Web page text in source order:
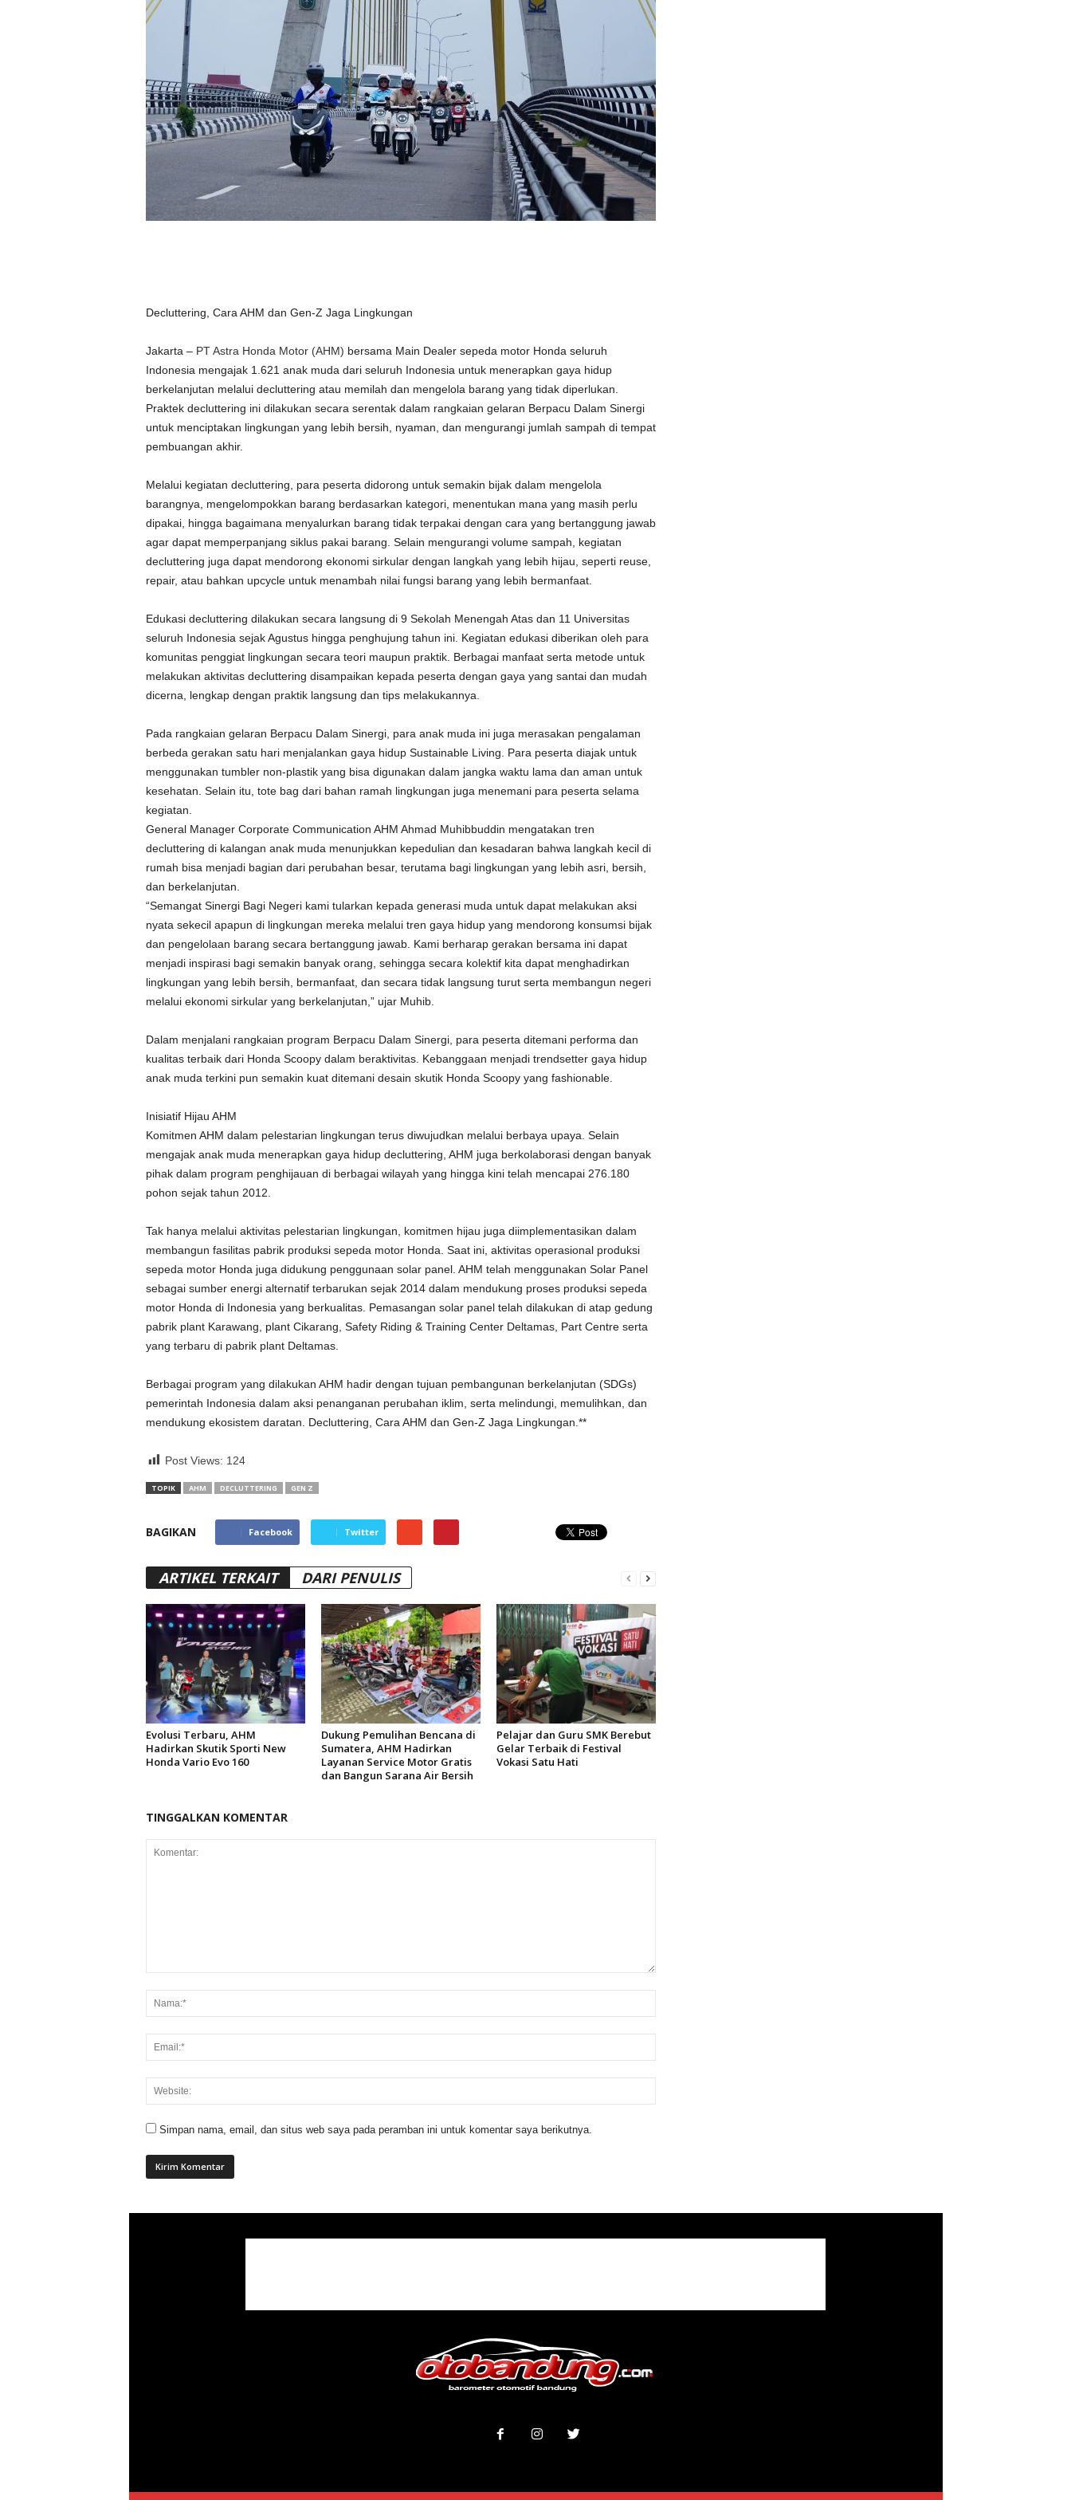
Decluttering, Cara AHM dan Gen-Z Jaga Lingkungan
Jakarta – PT Astra Honda Motor (AHM) bersama Main Dealer sepeda motor Honda seluruh
Indonesia mengajak 1.621 anak muda dari seluruh Indonesia untuk menerapkan gaya hidup
berkelanjutan melalui decluttering atau memilah dan mengelola barang yang tidak diperlukan.
Praktek decluttering ini dilakukan secara serentak dalam rangkaian gelaran Berpacu Dalam Sinergi
untuk menciptakan lingkungan yang lebih bersih, nyaman, dan mengurangi jumlah sampah di tempat
pembuangan akhir.
Melalui kegiatan decluttering, para peserta didorong untuk semakin bijak dalam mengelola
barangnya, mengelompokkan barang berdasarkan kategori, menentukan mana yang masih perlu
dipakai, hingga bagaimana menyalurkan barang tidak terpakai dengan cara yang bertanggung jawab
agar dapat memperpanjang siklus pakai barang. Selain mengurangi volume sampah, kegiatan
decluttering juga dapat mendorong ekonomi sirkular dengan langkah yang lebih hijau, seperti reuse,
repair, atau bahkan upcycle untuk menambah nilai fungsi barang yang lebih bermanfaat.
Edukasi decluttering dilakukan secara langsung di 9 Sekolah Menengah Atas dan 11 Universitas
seluruh Indonesia sejak Agustus hingga penghujung tahun ini. Kegiatan edukasi diberikan oleh para
komunitas penggiat lingkungan secara teori maupun praktik. Berbagai manfaat serta metode untuk
melakukan aktivitas decluttering disampaikan kepada peserta dengan gaya yang santai dan mudah
dicerna, lengkap dengan praktik langsung dan tips melakukannya.
Pada rangkaian gelaran Berpacu Dalam Sinergi, para anak muda ini juga merasakan pengalaman
berbeda gerakan satu hari menjalankan gaya hidup Sustainable Living. Para peserta diajak untuk
menggunakan tumbler non-plastik yang bisa digunakan dalam jangka waktu lama dan aman untuk
kesehatan. Selain itu, tote bag dari bahan ramah lingkungan juga menemani para peserta selama
kegiatan.
General Manager Corporate Communication AHM Ahmad Muhibbuddin mengatakan tren
decluttering di kalangan anak muda menunjukkan kepedulian dan kesadaran bahwa langkah kecil di
rumah bisa menjadi bagian dari perubahan besar, terutama bagi lingkungan yang lebih asri, bersih,
dan berkelanjutan.
“Semangat Sinergi Bagi Negeri kami tularkan kepada generasi muda untuk dapat melakukan aksi
nyata sekecil apapun di lingkungan mereka melalui tren gaya hidup yang mendorong konsumsi bijak
dan pengelolaan barang secara bertanggung jawab. Kami berharap gerakan bersama ini dapat
menjadi inspirasi bagi semakin banyak orang, sehingga secara kolektif kita dapat menghadirkan
lingkungan yang lebih bersih, bermanfaat, dan secara tidak langsung turut serta membangun negeri
melalui ekonomi sirkular yang berkelanjutan,” ujar Muhib.
Dalam menjalani rangkaian program Berpacu Dalam Sinergi, para peserta ditemani performa dan
kualitas terbaik dari Honda Scoopy dalam beraktivitas. Kebanggaan menjadi trendsetter gaya hidup
anak muda terkini pun semakin kuat ditemani desain skutik Honda Scoopy yang fashionable.
Inisiatif Hijau AHM
Komitmen AHM dalam pelestarian lingkungan terus diwujudkan melalui berbaya upaya. Selain
mengajak anak muda menerapkan gaya hidup decluttering, AHM juga berkolaborasi dengan banyak
pihak dalam program penghijauan di berbagai wilayah yang hingga kini telah mencapai 276.180
pohon sejak tahun 2012.
Tak hanya melalui aktivitas pelestarian lingkungan, komitmen hijau juga diimplementasikan dalam
membangun fasilitas pabrik produksi sepeda motor Honda. Saat ini, aktivitas operasional produksi
sepeda motor Honda juga didukung penggunaan solar panel. AHM telah menggunakan Solar Panel
sebagai sumber energi alternatif terbarukan sejak 2014 dalam mendukung proses produksi sepeda
motor Honda di Indonesia yang berkualitas. Pemasangan solar panel telah dilakukan di atap gedung
pabrik plant Karawang, plant Cikarang, Safety Riding & Training Center Deltamas, Part Centre serta
yang terbaru di pabrik plant Deltamas.
Berbagai program yang dilakukan AHM hadir dengan tujuan pembangunan berkelanjutan (SDGs)
pemerintah Indonesia dalam aksi penanganan perubahan iklim, serta melindungi, memulihkan, dan
mendukung ekosistem daratan. Decluttering, Cara AHM dan Gen-Z Jaga Lingkungan.**
Post Views: 124
TOPIK AHM DECLUTTERING GEN Z
BAGIKAN Facebook Twitter
ARTIKEL TERKAIT DARI PENULIS
Evolusi Terbaru, AHM
Hadirkan Skutik Sporti New
Honda Vario Evo 160
Dukung Pemulihan Bencana di
Sumatera, AHM Hadirkan
Layanan Service Motor Gratis
dan Bangun Sarana Air Bersih
Pelajar dan Guru SMK Berebut
Gelar Terbaik di Festival
Vokasi Satu Hati
TINGGALKAN KOMENTAR
Simpan nama, email, dan situs web saya pada peramban ini untuk komentar saya berikutnya.